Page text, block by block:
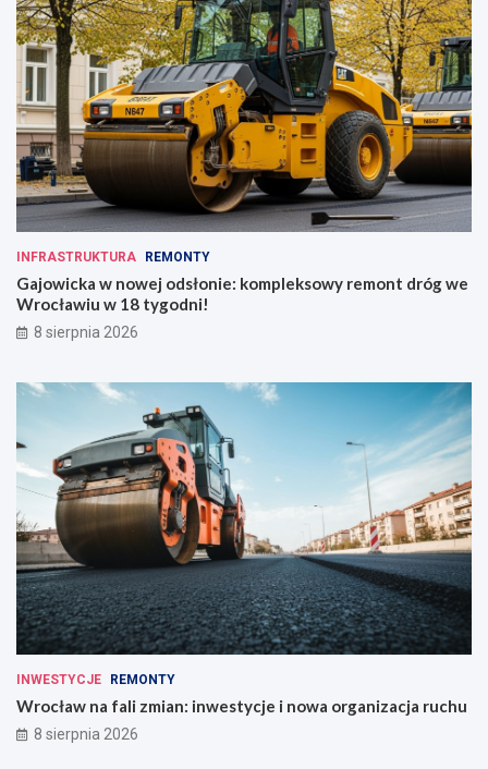
INFRASTRUKTURA REMONTY
Gajowicka w nowej odsłonie: kompleksowy remont dróg we
Wrocławiu w 18 tygodni!
8 sierpnia 2026
INWESTYCJE REMONTY
Wrocław na fali zmian: inwestycje i nowa organizacja ruchu
8 sierpnia 2026